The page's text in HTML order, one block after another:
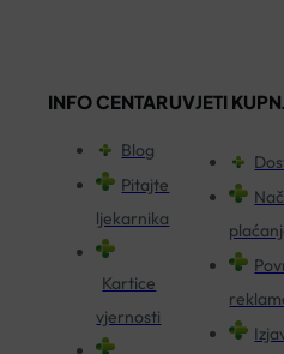
INFO CENTAR
Blog
Pitajte
ljekarnika
Kartice
vjernosti
UVJETI